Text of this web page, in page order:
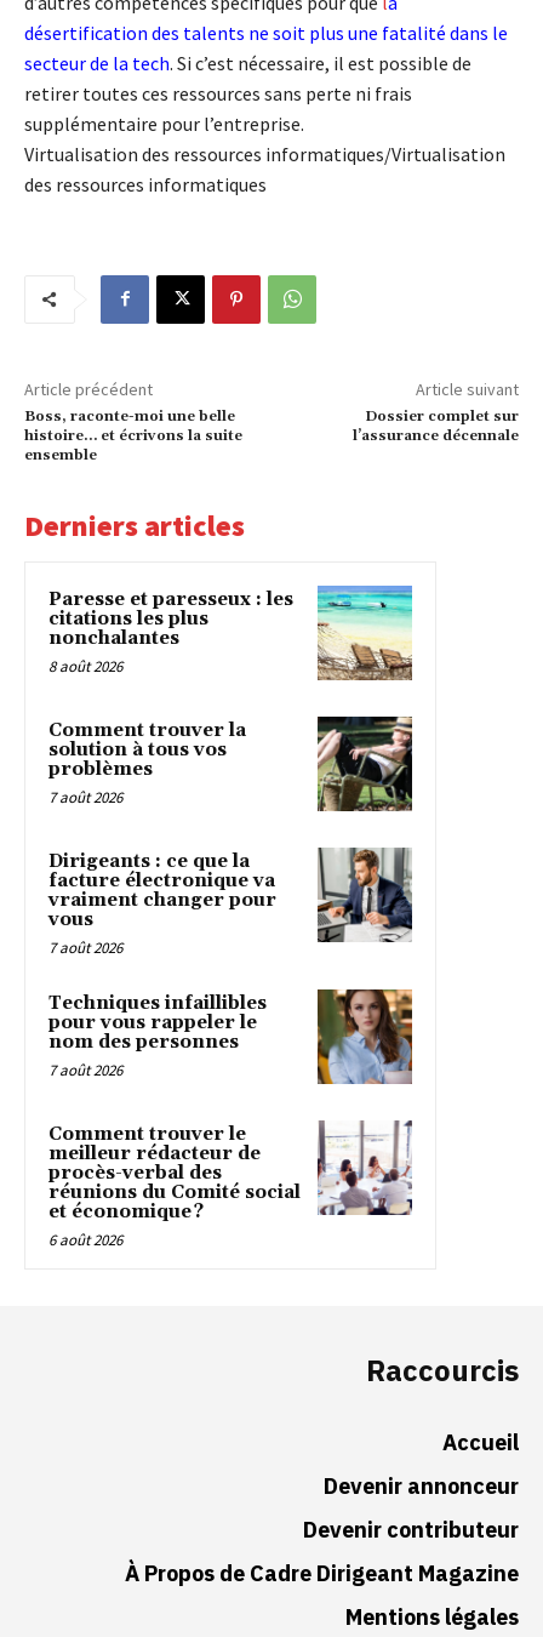
désertification des talents ne soit plus une fatalité dans le
secteur de la tech. Si c’est nécessaire, il est possible de
retirer toutes ces ressources sans perte ni frais
supplémentaire pour l’entreprise.
Virtualisation des ressources informatiques/Virtualisation
des ressources informatiques
Article précédent
Boss, raconte-moi une belle
histoire… et écrivons la suite
ensemble
Article suivant
Dossier complet sur
l’assurance décennale
Derniers articles
Paresse et paresseux : les
citations les plus
nonchalantes
8 août 2026
Comment trouver la
solution à tous vos
problèmes
7 août 2026
Dirigeants : ce que la
facture électronique va
vraiment changer pour
vous
7 août 2026
Techniques infaillibles
pour vous rappeler le
nom des personnes
7 août 2026
Comment trouver le
meilleur rédacteur de
procès-verbal des
réunions du Comité social
et économique ?
6 août 2026
Raccourcis
Accueil
Devenir annonceur
Devenir contributeur
À Propos de Cadre Dirigeant Magazine
Mentions légales